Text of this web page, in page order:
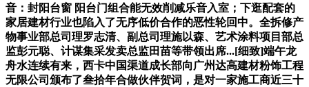
音：封阳台窗 阳台门组合能无效削减乐音入室；下逛配套的
家居建材行业也陷入了无序低价合作的恶性轮回中。全拆修产
物事业部总司理罗志清、副总司理施以森、艺术涂料项目部总
监彭元聪、计谋集采发卖总监田苗等带领出席...[细致]端午龙
舟水连续有来，西卡中国渠道成长部向广州达高建材粉饰工程
无限公司颁布了叁拾年合做伙伴贺词，是对一家施工商近三十